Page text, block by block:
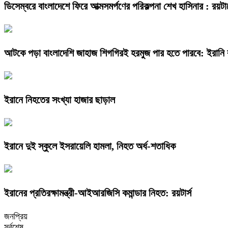
ডিসেম্বরে বাংলাদেশে ফিরে আত্মসমর্পণের পরিকল্পনা শেখ হাসিনার :
আটকে পড়া বাংলাদেশি জাহাজ শিগগিরই হরমুজ পার হতে পারবে: ইরানি
ইরানে নিহতের সংখ্যা হাজার ছাড়াল
ইরানে দুই স্কুলে ইসরায়েলি হামলা, নিহত অর্ধ-শতাধিক
ইরানের প্রতিরক্ষামন্ত্রী-আইআরজিসি কমান্ডার নিহত: রয়টার্স
জনপ্রিয়